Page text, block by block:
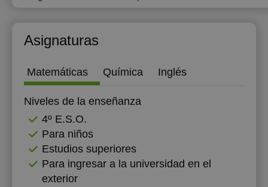
Asignaturas
Matemáticas Química Inglés
Niveles de la enseñanza
4º E.S.O.
Para niños
Estudios superiores
Para ingresar a la universidad en el
exterior
17:30
18:00
19:00
19:30
20:00
20:30